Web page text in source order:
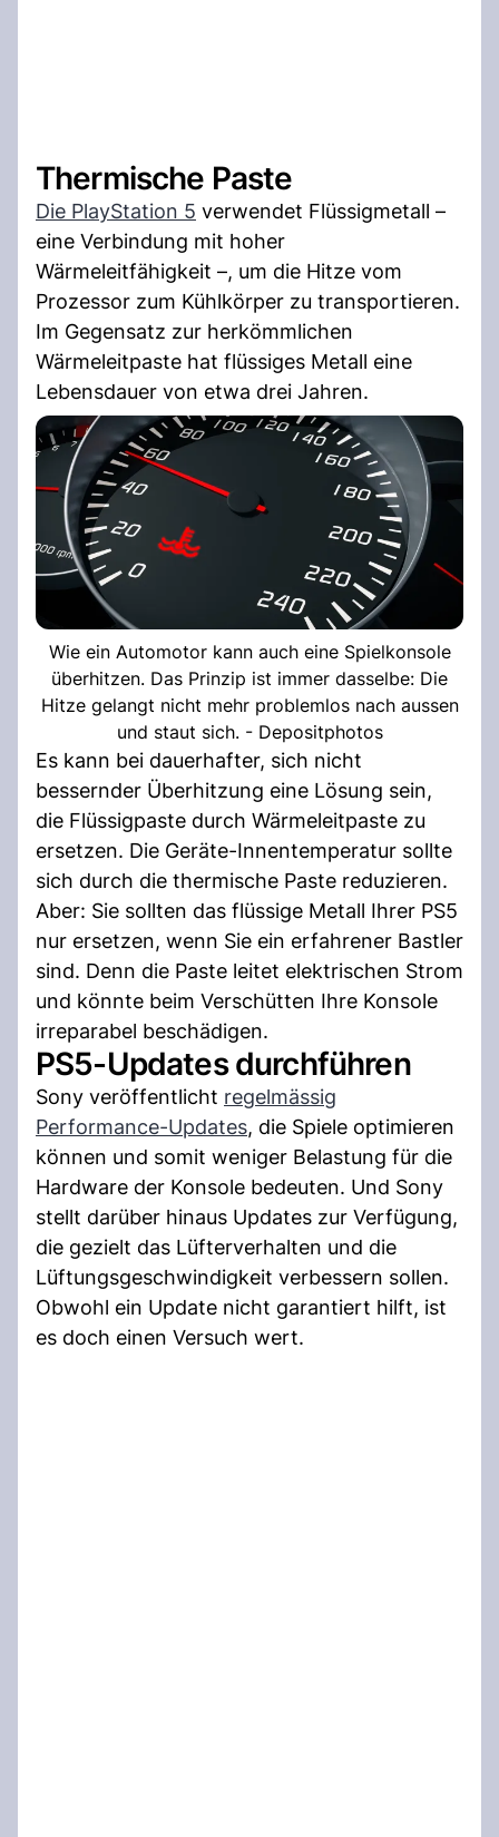
Thermische Paste
Die PlayStation 5 verwendet Flüssigmetall –
eine Verbindung mit hoher
Wärmeleitfähigkeit –, um die Hitze vom
Prozessor zum Kühlkörper zu transportieren.
Im Gegensatz zur herkömmlichen
Wärmeleitpaste hat flüssiges Metall eine
Lebensdauer von etwa drei Jahren.
Wie ein Automotor kann auch eine Spielkonsole
überhitzen. Das Prinzip ist immer dasselbe: Die
Hitze gelangt nicht mehr problemlos nach aussen
und staut sich. - Depositphotos
Es kann bei dauerhafter, sich nicht
bessernder Überhitzung eine Lösung sein,
die Flüssigpaste durch Wärmeleitpaste zu
ersetzen. Die Geräte-Innentemperatur sollte
sich durch die thermische Paste reduzieren.
Aber: Sie sollten das flüssige Metall Ihrer PS5
nur ersetzen, wenn Sie ein erfahrener Bastler
sind. Denn die Paste leitet elektrischen Strom
und könnte beim Verschütten Ihre Konsole
irreparabel beschädigen.
PS5-Updates durchführen
Sony veröffentlicht regelmässig
Performance-Updates, die Spiele optimieren
können und somit weniger Belastung für die
Hardware der Konsole bedeuten. Und Sony
stellt darüber hinaus Updates zur Verfügung,
die gezielt das Lüfterverhalten und die
Lüftungsgeschwindigkeit verbessern sollen.
Obwohl ein Update nicht garantiert hilft, ist
es doch einen Versuch wert.